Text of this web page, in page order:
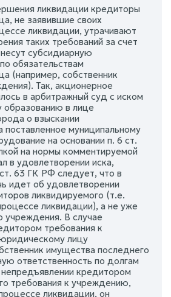
ликвидации кредиторы
не заявившие своих
ликвидации, утрачивают
таких требований за счет
субсидиарную
обязательствам
(например, собственник
Так, акционерное
в арбитражный суд с иском
образованию в лице
о взыскании
поставленное муниципальному
на основании п. 6 ст.
на нормы комментируемой
в удовлетворении иска,
63 ГК РФ следует, что в
идет об удовлетворении
ликвидируемого (т.е.
ликвидации), а не уже
учреждения. В случае
требования к
лицу
имущества последнего
ответственность по долгам
кредитором
требования к учреждению,
ликвидации, он